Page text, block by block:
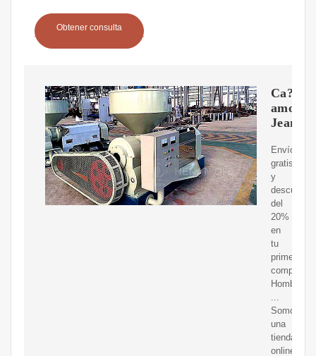
Obtener consulta
Ca?
amo
Jeans
Envíos
gratis
y
descuento
del
20%
en
tu
primera
compra.
Hombre
Somos
una
tienda
online